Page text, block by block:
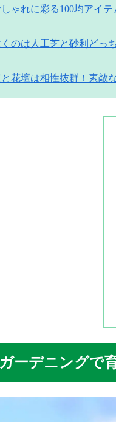
ゃれに彩る100均アイ
のは人工芝と砂利どっ
と花壇は相性抜群！素敵
ーデニングで